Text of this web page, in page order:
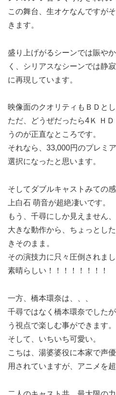
この舞台、生オケなんですが
きます。
盛り上げがるシーンでは賑や
く、シリアスなシーンでは静
に再現しています。
映像面のクオリティもＢＤと
ただ、どうぜだったら4Ｋ Ｈ
うのが正直なところです。
それなら、33,000円のプレミ
選択になったと思います。
そしてダブルキャストみての感
上白石 萌音が超絶凄いです。
もう、千尋にしか見えません、
大きな動作から、ちょっとし
きそのまま。
その演技力に只々圧倒されまし
素晴らしい！！！！！！！！
一方、橋本環奈は、、、
千尋ではなく橋本環奈でした
う視点で楽しむ事ができます。
そして、いちいち可愛い。
こちは、湯婆婆役に本家で声
用されていますが、アニメを